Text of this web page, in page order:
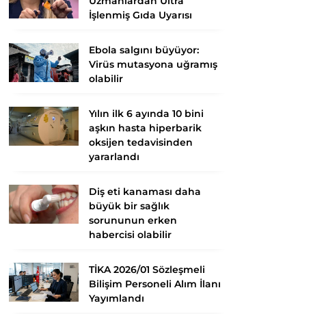
İşlenmiş Gıda Uyarısı
Ebola salgını büyüyor:
Virüs mutasyona uğramış
olabilir
Yılın ilk 6 ayında 10 bini
aşkın hasta hiperbarik
oksijen tedavisinden
yararlandı
Diş eti kanaması daha
büyük bir sağlık
sorununun erken
habercisi olabilir
TİKA 2026/01 Sözleşmeli
Bilişim Personeli Alım İlanı
Yayımlandı